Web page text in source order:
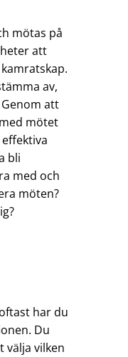
mötas på
att
av,
att
mötet
bli
med och
möten?
har du
Du
välja vilken